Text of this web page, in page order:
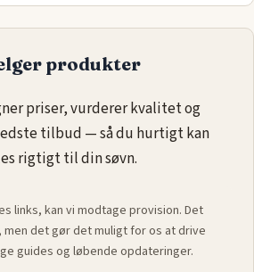
produkter
priser, vurderer kvalitet og
tilbud — så du hurtigt kan
rigtigt til din søvn.
links, kan vi modtage provision. Det
det gør det muligt for os at drive
guides og løbende opdateringer.